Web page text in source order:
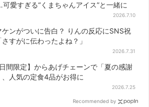
可愛すぎる“くまちゃんアイス”と一緒に
2026.7.10
ケンがついに告白？ りんの反応にSNS祝
さすがに伝わったよね？」
2026.7.31
日間限定】からあげチェーンで「夏の感謝
、人気の定食4品がお得に
2026.7.25
Recommended by